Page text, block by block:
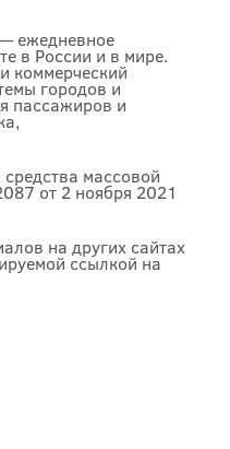
ежедневное
в России и в мире.
коммерческий
городов и
пассажиров и
массовой
от 2 ноября 2021
на других сайтах
ссылкой на